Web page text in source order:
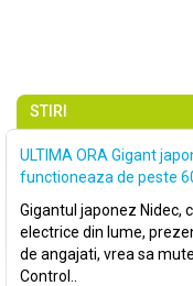
STIRI
ULTIMA ORA Gigant
functioneaza de peste
Gigantul japonez Nidec,
electrice din lume,
de angajati, vrea sa
Control..